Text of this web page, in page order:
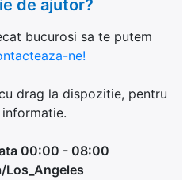
de ajutor?
bucurosi sa te putem
ne!
drag la dispozitie, pentru
00:00 - 08:00
Los_Angeles